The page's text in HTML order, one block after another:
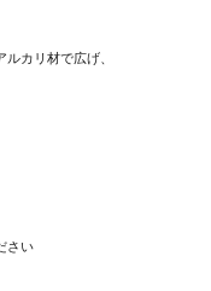
カリ材で広げ、
さい